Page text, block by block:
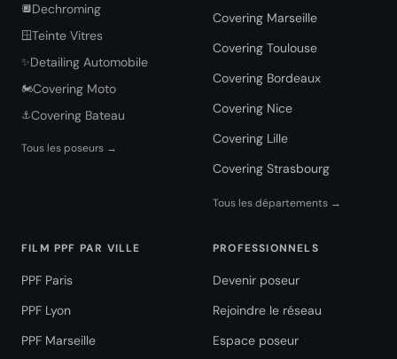
🔲Dechroming
🪟Teinte Vitres
✨Detailing Automobile
🏍️Covering Moto
⚓Covering Bateau
Tous les poseurs →
Covering Marseille
Covering Toulouse
Covering Bordeaux
Covering Nice
Covering Lille
Covering Strasbourg
Tous les départements →
FILM PPF PAR VILLE
PPF Paris
PPF Lyon
PPF Marseille
PROFESSIONNELS
Devenir poseur
Rejoindre le réseau
Espace poseur